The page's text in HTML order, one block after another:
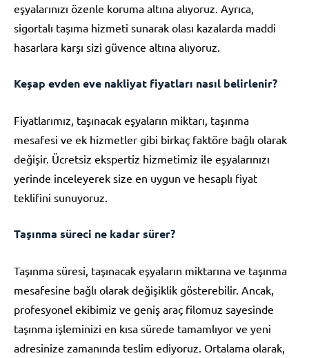
eşyalarınızı özenle koruma altına alıyoruz. Ayrıca,
sigortalı taşıma hizmeti sunarak olası kazalarda maddi
hasarlara karşı sizi güvence altına alıyoruz.
Keşap evden eve nakliyat fiyatları nasıl belirlenir?
Fiyatlarımız, taşınacak eşyaların miktarı, taşınma
mesafesi ve ek hizmetler gibi birkaç faktöre bağlı olarak
değişir. Ücretsiz ekspertiz hizmetimiz ile eşyalarınızı
yerinde inceleyerek size en uygun ve hesaplı fiyat
teklifini sunuyoruz.
Taşınma süreci ne kadar sürer?
Taşınma süresi, taşınacak eşyaların miktarına ve taşınma
mesafesine bağlı olarak değişiklik gösterebilir. Ancak,
profesyonel ekibimiz ve geniş araç filomuz sayesinde
taşınma işleminizi en kısa sürede tamamlıyor ve yeni
adresinize zamanında teslim ediyoruz. Ortalama olarak,